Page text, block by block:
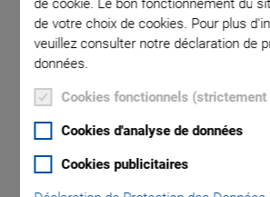
de cookie. Le bon fonctionnement du
de votre choix de cookies. Pour plus
veuillez consulter notre déclaration de
données.
Cookies fonctionnels
Cookies d'analyse de données
Cookies publicitaires
NOUVEAU
P-725.xCDE1S
Scanner